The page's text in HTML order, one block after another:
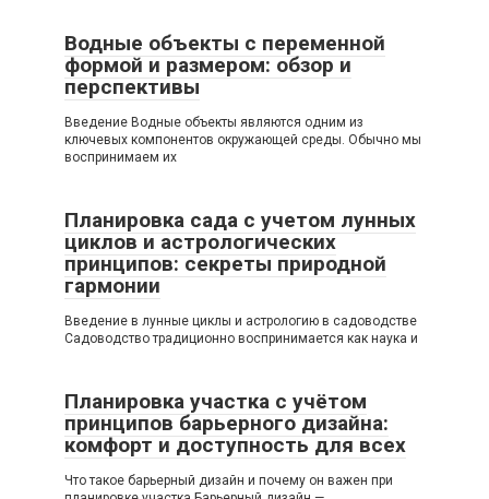
Водные объекты с переменной
формой и размером: обзор и
перспективы
Введение Водные объекты являются одним из
ключевых компонентов окружающей среды. Обычно мы
воспринимаем их
Планировка сада с учетом лунных
циклов и астрологических
принципов: секреты природной
гармонии
Введение в лунные циклы и астрологию в садоводстве
Садоводство традиционно воспринимается как наука и
Планировка участка с учётом
принципов барьерного дизайна:
комфорт и доступность для всех
Что такое барьерный дизайн и почему он важен при